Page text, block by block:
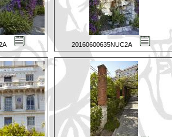
20160600635NUC2A